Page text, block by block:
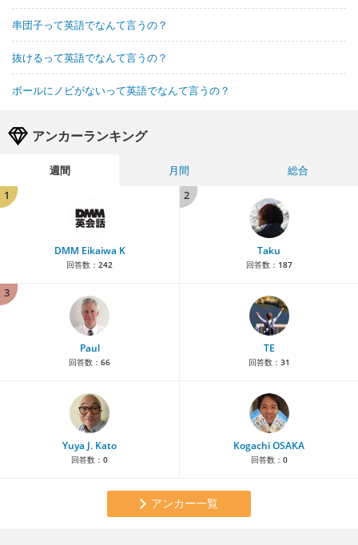
串団子って英語でなんて言うの？
抜けるって英語でなんて言うの？
ボールにノビがないって英語でなんて言うの？
アンカーランキング
週間 月間
総合
1
DMM Eikaiwa K
回答数： 242
2
Taku
回答数： 187
3
Paul
回答数： 66
TE
回答数： 31
Yuya J. Kato
回答数： 0
Kogachi OSAKA
回答数： 0
アンカー一覧